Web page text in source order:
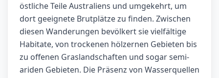
östliche Teile Australiens und umgekehrt, um
dort geeignete Brutplätze zu finden. Zwischen
diesen Wanderungen bevölkert sie vielfältige
Habitate, von trockenen hölzernen Gebieten bis
zu offenen Graslandschaften und sogar semi-
ariden Gebieten. Die Präsenz von Wasserquellen